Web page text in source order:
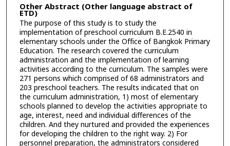
Other Abstract (Other language abstract of
ETD)
The purpose of this study is to study the
implementation of preschool curriculum B.E.2540 in
elementary schools under the Office of Bangkok Primary
Education. The research covered the curriculum
administration and the implementation of learning
activities according to the curriculum. The samples were
271 persons which comprised of 68 administrators and
203 preschool teachers. The results indicated that on
the curriculum administration, 1) most of elementary
schools planned to develop the activities appropriate to
age, interest, need and individual differences of the
children. And they nurtured and provided the experiences
for developing the children to the right way. 2) For
personnel preparation, the administrators considered